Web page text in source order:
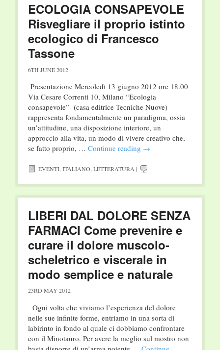
ECOLOGIA CONSAPEVOLE
Risvegliare il proprio istinto
ecologico di Francesco
Tassone
6TH JUNE 2012
Presentazione Mercoledì 13 giugno 2012 ore 18.00
Via Cesare Correnti 10, Milano “Ecologia
consapevole” (casa editrice Tecniche Nuove)
rappresenta fondamentalmente un paradigma, ossia
un’attitudine, una disposizione interiore, un
approccio alla vita, un modo di vivere creativo che,
se fatto proprio, … Continue reading →
EVENTI,ITALIANO,LETTERATURA |
LIBERI DAL DOLORE SENZA
FARMACI Come prevenire e
curare il dolore muscolo-
scheletrico e viscerale in
modo semplice e naturale
23RD MAY 2012
Ogni volta che viviamo l’esperienza del dolore
nelle sue infinite forme, entriamo in una sorta di
labirinto in fondo al quale ci dobbiamo confrontare
con il Minotauro. Per avere la meglio sul mostro non